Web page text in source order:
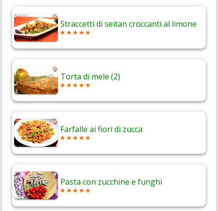
Straccetti di seitan croccanti al limone
Torta di mele (2)
Farfalle ai fiori di zucca
Pasta con zucchine e funghi